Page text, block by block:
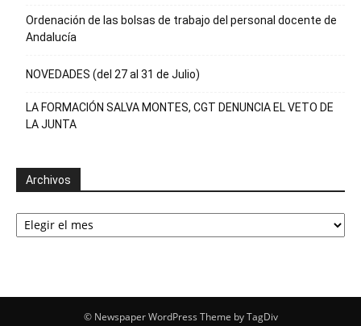
Ordenación de las bolsas de trabajo del personal docente de
Andalucía
NOVEDADES (del 27 al 31 de Julio)
LA FORMACIÓN SALVA MONTES, CGT DENUNCIA EL VETO DE
LA JUNTA
Archivos
Archivos
© Newspaper WordPress Theme by TagDiv